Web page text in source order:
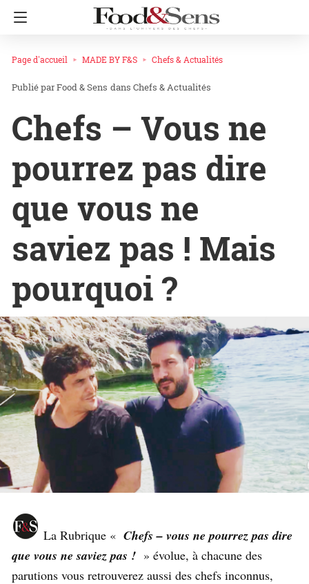
Page d'accueil MADE BY F&S Chefs & Actualités
Food & Sens dans Chefs & Actualités
Chefs – Vous ne
pourrez pas dire
que vous ne
saviez pas ! Mais
pourquoi ?
La Rubrique « Chefs – vous ne pourrez pas dire
que vous ne saviez pas ! » évolue, à chacune des
parutions vous retrouverez aussi des chefs inconnus,